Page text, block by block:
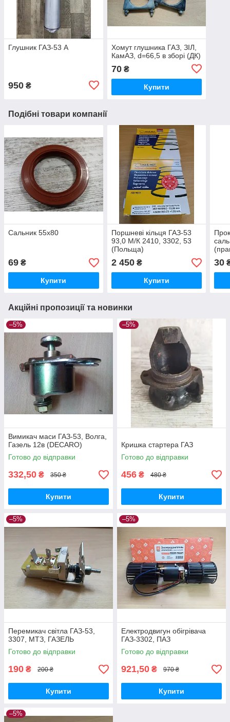
Глушник ГАЗ-53 А
950 ₴
Хомут глушника ГАЗ, ЗІЛ,
КамАЗ, d=66,5 в зборі (ДК)
70₴
Купити
Подібні товари компанії
Сальник 55х80
69 ₴
Купити
Поршневі кільця ГАЗ-53
93,0 М/К 2410, 3302, 53
(Польща)
2 450₴
Купити
30
Акційні пропозиції та новинки
–5%
Вимикач маси ГАЗ-53, Волга,
Газель 12в (DECARO)
Готово до відправки
332,50 ₴ 350 ₴
Купити
–5%
Кришка стартера ГАЗ
Готово до відправки
456 ₴ 480 ₴
Купити
–5%
Перемикач світла ГАЗ-53,
3307, МТЗ, ГАЗЕЛЬ
Готово до відправки
190 ₴ 200 ₴
Купити
–5%
Електродвигун обігрівача
ГАЗ-3302, ПАЗ
Готово до відправки
921,50 ₴ 970 ₴
Купити
–5%